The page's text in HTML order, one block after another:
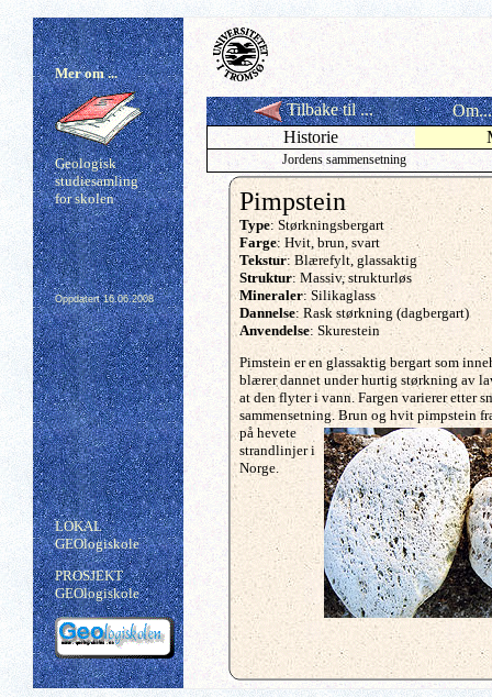
Mer om ...
Geologisk
studiesamling
for skolen
Oppdatert16.06.2008
LOKAL
GEOlogiskole
PROSJEKT
GEOlogiskole
Tilbake til ...
Om...
Historie
Jordens sammensetning
Pimpstein
Type: Størkningsbergart
Farge: Hvit, brun, svart
Tekstur: Blærefylt, glassaktig
Struktur: Massiv, strukturløs
Mineraler: Silikaglass
Dannelse: Rask størkning (dagbergart)
Anvendelse: Skurestein
Pimstein er en glassaktig bergart som
blærer dannet under hurtig størkning av
at den flyter i vann. Fargen varierer etter
sammensetning.Brun og hvit pimpstein
på hevete
strandlinjer i
Norge.